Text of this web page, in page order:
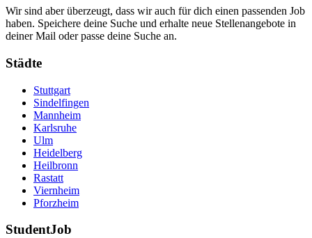
Wir sind aber überzeugt, dass wir auch für dich einen passenden Job
haben. Speichere deine Suche und erhalte neue Stellenangebote in
deiner Mail oder passe deine Suche an.
Städte
Stuttgart
Sindelfingen
Mannheim
Karlsruhe
Ulm
Heidelberg
Heilbronn
Rastatt
Viernheim
Pforzheim
StudentJob